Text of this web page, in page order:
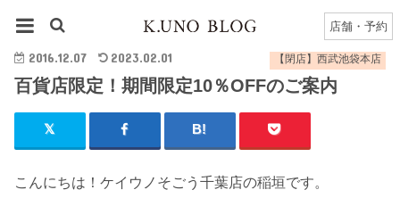
店舗・予約
【閉店】西武池袋本店
2016.12.07 2023.02.01
百貨店限定！期間限定10％OFFのご案内
こんにちは！ケイウノそごう千葉店の稲垣です。